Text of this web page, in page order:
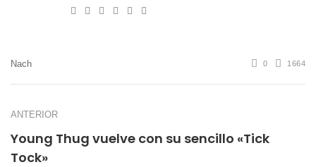
WebsiteTwitterFacebook
Youtube
Nach 0 1664
ANTERIOR
Young Thug vuelve con su sencillo «Tick
Tock»